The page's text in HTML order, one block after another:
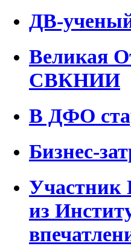
ДВ-
Великая
СВКНИИ
В ДФО
Бизнес-
Участник
из